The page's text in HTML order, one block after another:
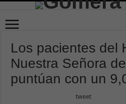
Los pacientes del
Nuestra Señora
puntúan con un
tweet